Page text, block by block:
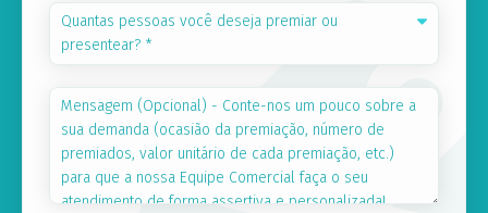
Quantas pessoas você deseja premiar ou
presentear? *